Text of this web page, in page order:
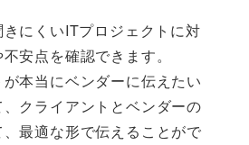
にくいITプロジェクトに対
安点を確認できます。
本当にベンダーに伝えたい
クライアントとベンダーの
最適な形で伝えることがで